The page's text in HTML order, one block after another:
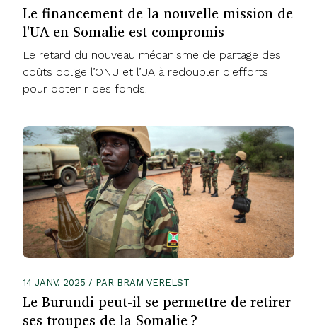
Le financement de la nouvelle mission de
l'UA en Somalie est compromis
Le retard du nouveau mécanisme de partage des
coûts oblige l’ONU et l’UA à redoubler d'efforts
pour obtenir des fonds.
14 JANV. 2025 / PAR BRAM VERELST
Le Burundi peut-il se permettre de retirer
ses troupes de la Somalie ?